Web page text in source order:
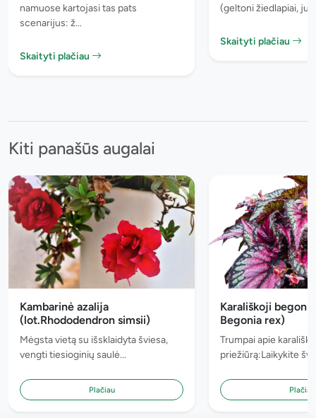
namuose kartojasi tas pats
scenarijus: ž...
Skaityti plačiau
(geltoni žiedlapiai,
Skaityti plačiau
Kiti panašūs augalai
Kambarinė azalija
(lot.Rhododendron simsii)
Mėgsta vietą su išsklaidyta šviesa,
vengti tiesioginių saulė...
Plačiau
Karališkoji
Begonia rex)
Trumpai apie
priežiūrą:Laikykite
Plačiau